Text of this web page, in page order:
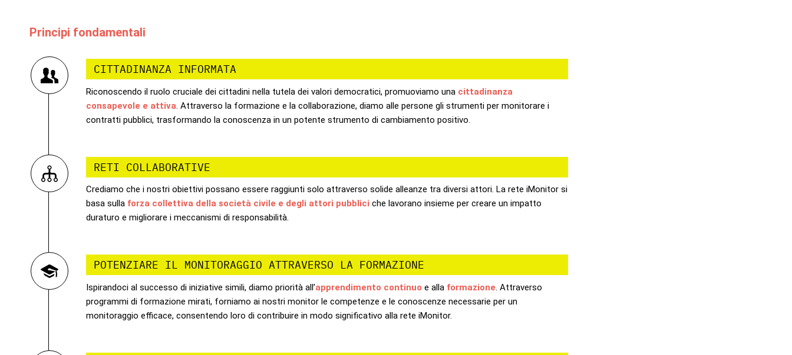
Principi fondamentali
CITTADINANZA INFORMATA
Riconoscendo il ruolo cruciale dei cittadini nella tutela dei valori democratici, promuoviamo una cittadinanza
consapevole e attiva. Attraverso la formazione e la collaborazione, diamo alle persone gli strumenti per monitorare i
contratti pubblici, trasformando la conoscenza in un potente strumento di cambiamento positivo.
RETI COLLABORATIVE
Crediamo che i nostri obiettivi possano essere raggiunti solo attraverso solide alleanze tra diversi attori. La rete iMonitor si
basa sulla forza collettiva della società civile e degli attori pubblici che lavorano insieme per creare un impatto
duraturo e migliorare i meccanismi di responsabilità.
POTENZIARE IL MONITORAGGIO ATTRAVERSO LA FORMAZIONE
Ispirandoci al successo di iniziative simili, diamo priorità all’apprendimento continuo e alla formazione. Attraverso
programmi di formazione mirati, forniamo ai nostri monitor le competenze e le conoscenze necessarie per un
monitoraggio efficace, consentendo loro di contribuire in modo significativo alla rete iMonitor.